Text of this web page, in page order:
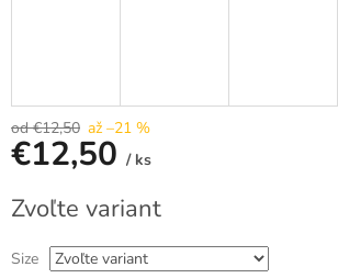
od €12,50 až –21 %
€12,50 / ks
cena:
Zvoľte variant
Size